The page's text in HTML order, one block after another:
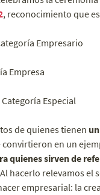
, reconocimiento que
Empresario
Empresa
Categoría Especial
de quienes tienen
convirtieron en un
quienes sirven de
hacerlo relevamos el
empresarial: la